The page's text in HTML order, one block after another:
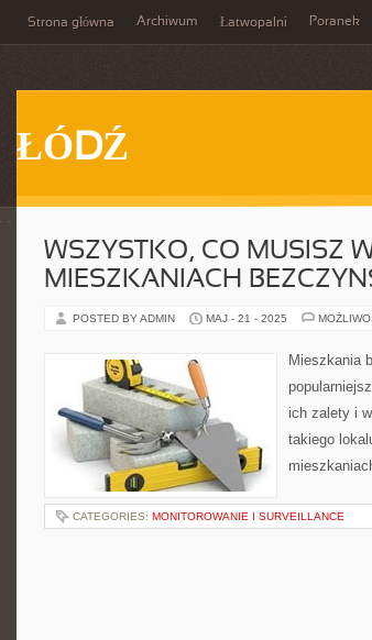
Strona główna Archiwum Łatwopalni Poranek
ŁÓDŹ
WSZYSTKO, CO MUSISZ
MIESZKANIACH
POSTED BY ADMIN MAJ - 21 - 2025
Mieszkania
ich zalety i
takiego
CATEGORIES: MONITOROWANIE I SURVEILLANCE